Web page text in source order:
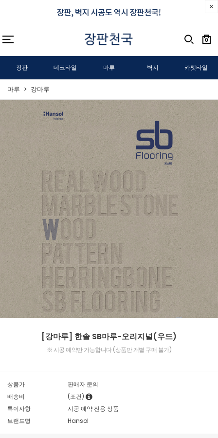
0
장판 데코타일 마루 벽지 카펫타일
마루 강마루
[강마루] 한솔 SB마루-오리지널(우드)
※ 시공 예약만 가능합니다 (상품만 개별 구매 불가)
상품가
판매자 문의
배송비
(조건)
특이사항
시공 예약 전용 상품
브랜드명
Hansol